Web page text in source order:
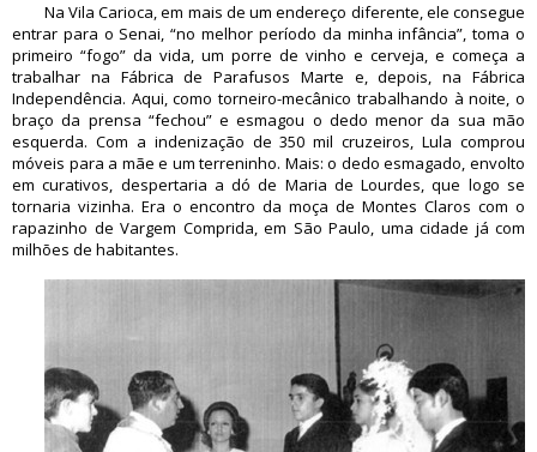
Na Vila Carioca, em mais de um endereço diferente, ele consegue
entrar para o Senai, “no melhor período da minha infância”, toma o
primeiro “fogo” da vida, um porre de vinho e cerveja, e começa a
trabalhar na Fábrica de Parafusos Marte e, depois, na Fábrica
Independência. Aqui, como torneiro-mecânico trabalhando à noite, o
braço da prensa “fechou” e esmagou o dedo menor da sua mão
esquerda. Com a indenização de 350 mil cruzeiros, Lula comprou
móveis para a mãe e um terreninho. Mais: o dedo esmagado, envolto
em curativos, despertaria a dó de Maria de Lourdes, que logo se
tornaria vizinha. Era o encontro da moça de Montes Claros com o
rapazinho de Vargem Comprida, em São Paulo, uma cidade já com
milhões de habitantes.